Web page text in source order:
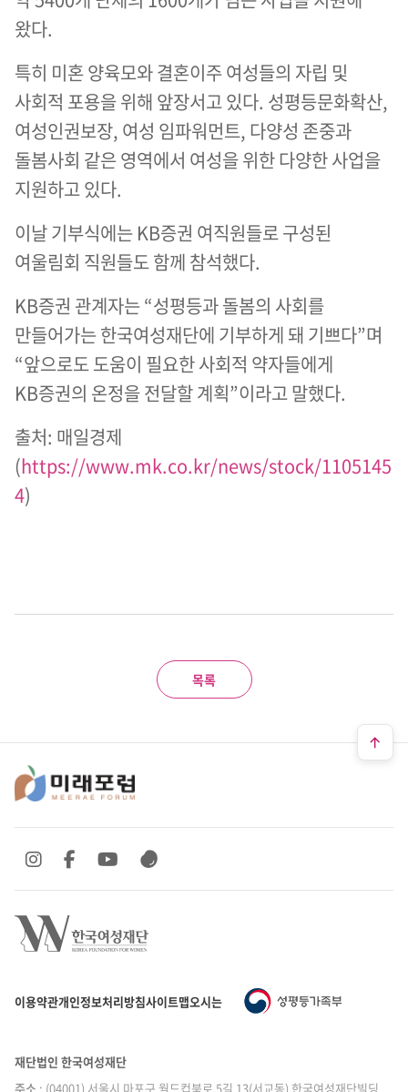
왔다.
특히 미혼 양육모와 결혼이주 여성들의 자립 및
사회적 포용을 위해 앞장서고 있다. 성평등문화확산,
여성인권보장, 여성 임파워먼트, 다양성 존중과
돌봄사회 같은 영역에서 여성을 위한 다양한 사업을
지원하고 있다.
이날 기부식에는 KB증권 여직원들로 구성된
여울림회 직원들도 함께 참석했다.
KB증권 관계자는 “성평등과 돌봄의 사회를
만들어가는 한국여성재단에 기부하게 돼 기쁘다”며
“앞으로도 도움이 필요한 사회적 약자들에게
KB증권의 온정을 전달할 계획”이라고 말했다.
출처: 매일경제
(https://www.mk.co.kr/news/stock/1105145
4)
목록
이용약관개인정보처리방침사이트맵오시는 길
SNS 바로가기
SNS 바로가기SNS 바로가기
SNS 바로가기
재단법인 한국여성재단
주소 : (04001) 서울시 마포구 월드컵북로 5길 13(서교동) 한국여성재단빌딩